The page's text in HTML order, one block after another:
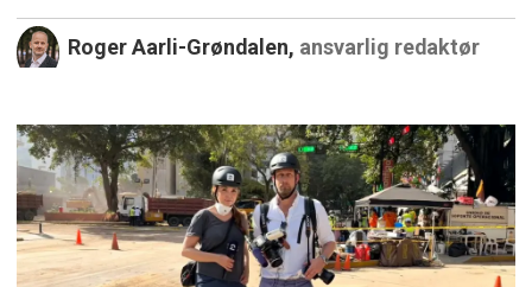
Roger Aarli-Grøndalen, ansvarlig redaktør